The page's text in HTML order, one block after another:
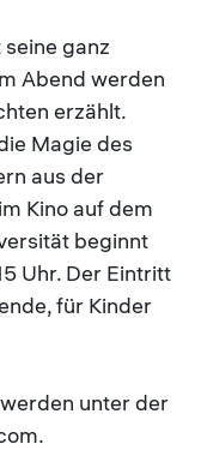
ganz
Abend werden
erzählt.
Magie des
aus der
Kino auf dem
beginnt
Uhr. Der Eintritt
für Kinder
unter der